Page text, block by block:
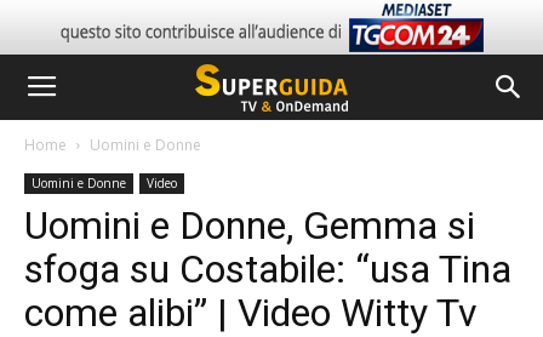
Home Uomini e Donne
Uomini e Donne Video
Uomini e Donne, Gemma si
sfoga su Costabile: “usa Tina
come alibi” | Video Witty Tv